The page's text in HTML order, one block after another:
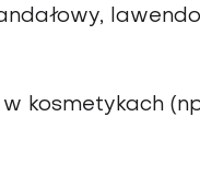
kosmetykach